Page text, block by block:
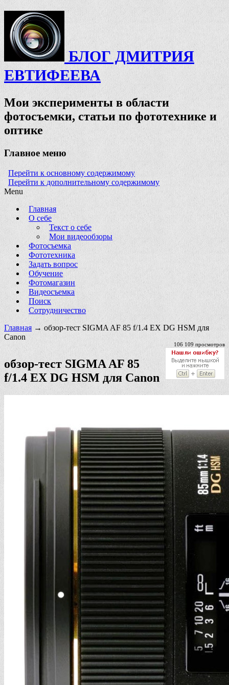
БЛОГ ДМИТРИЯ
ЕВТИФЕЕВА
Мои эксперименты в области
фотосъемки, статьи по фототехнике и
оптике
Главное меню
Перейти к основному содержимому
Перейти к дополнительному содержимому
Menu
Главная
О себе
Текст о себе
Мои видеообзоры
Фотосъемка
Фототехника
Задать вопрос
Обучение
Фотомагазин
Видеосъемка
Поиск
Сотрудничество
Главная → обзор-тест SIGMA AF 85 f/1.4 EX DG HSM для
Canon
106 109 просмотров
обзор-тест SIGMA AF 85
f/1.4 EX DG HSM для Canon